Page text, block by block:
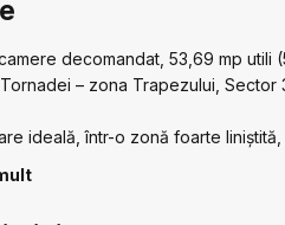
decomandat, 53,69 mp
– zona Trapezului, Sector
ideală, într-o zonă foarte
sub 800 m, plus acces rapid la